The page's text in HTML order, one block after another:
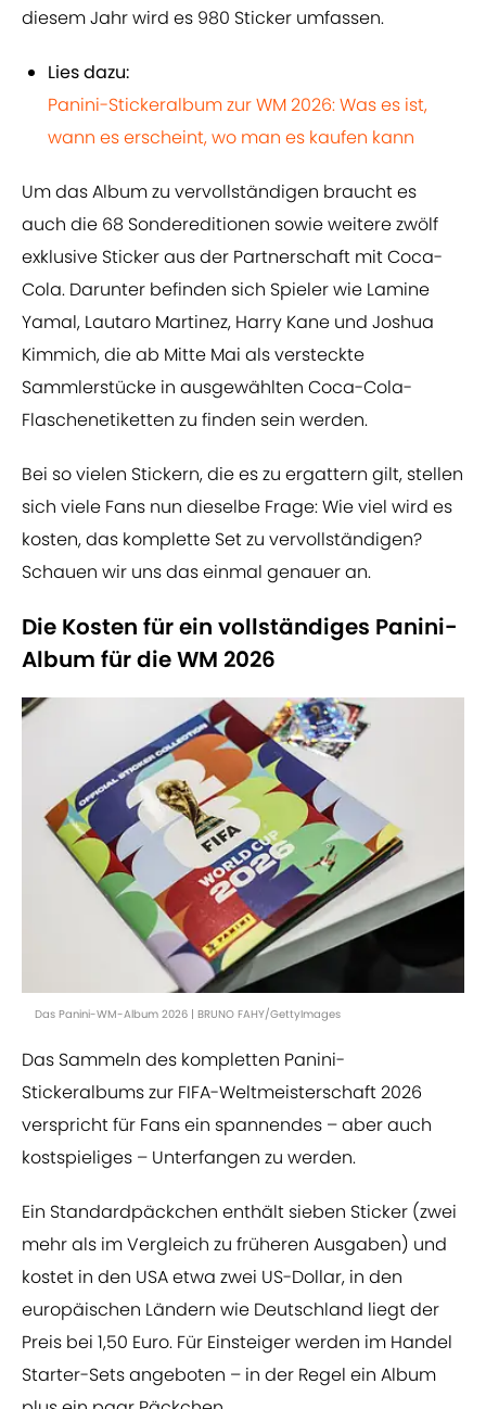
diesem Jahr wird es 980 Sticker umfassen.
Lies dazu:
Panini-Stickeralbum zur WM 2026: Was es ist,
wann es erscheint, wo man es kaufen kann
Um das Album zu vervollständigen braucht es
auch die 68 Sondereditionen sowie weitere zwölf
exklusive Sticker aus der Partnerschaft mit Coca-
Cola. Darunter befinden sich Spieler wie Lamine
Yamal, Lautaro Martinez, Harry Kane und Joshua
Kimmich, die ab Mitte Mai als versteckte
Sammlerstücke in ausgewählten Coca-Cola-
Flaschenetiketten zu finden sein werden.
Bei so vielen Stickern, die es zu ergattern gilt, stellen
sich viele Fans nun dieselbe Frage: Wie viel wird es
kosten, das komplette Set zu vervollständigen?
Schauen wir uns das einmal genauer an.
Die Kosten für ein vollständiges Panini-
Album für die WM 2026
Das Panini-WM-Album 2026 | BRUNO FAHY/GettyImages
Das Sammeln des kompletten Panini-
Stickeralbums zur FIFA-Weltmeisterschaft 2026
verspricht für Fans ein spannendes – aber auch
kostspieliges – Unterfangen zu werden.
Ein Standardpäckchen enthält sieben Sticker (zwei
mehr als im Vergleich zu früheren Ausgaben) und
kostet in den USA etwa zwei US-Dollar, in den
europäischen Ländern wie Deutschland liegt der
Preis bei 1,50 Euro. Für Einsteiger werden im Handel
Starter-Sets angeboten – in der Regel ein Album